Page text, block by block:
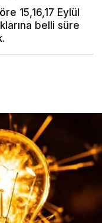
15,16,17 Eylül
belli süre